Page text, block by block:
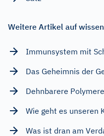
Weitere Artikel auf
Immunsystem mit
Das Geheimnis der
Dehnbarere
Wie geht es unseren
Was ist dran am